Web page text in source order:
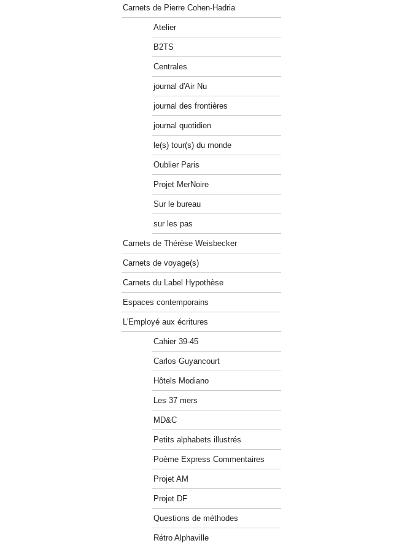
Carnets de Pierre Cohen-Hadria
Atelier
B2TS
Centrales
journal d'Air Nu
journal des frontières
journal quotidien
le(s) tour(s) du monde
Oublier Paris
Projet MerNoire
Sur le bureau
sur les pas
Carnets de Thérèse Weisbecker
Carnets de voyage(s)
Carnets du Label Hypothèse
Espaces contemporains
L'Employé aux écritures
Cahier 39-45
Carlos Guyancourt
Hôtels Modiano
Les 37 mers
MD&C
Petits alphabets illustrés
Poème Express Commentaires
Projet AM
Projet DF
Questions de méthodes
Rétro Alphaville